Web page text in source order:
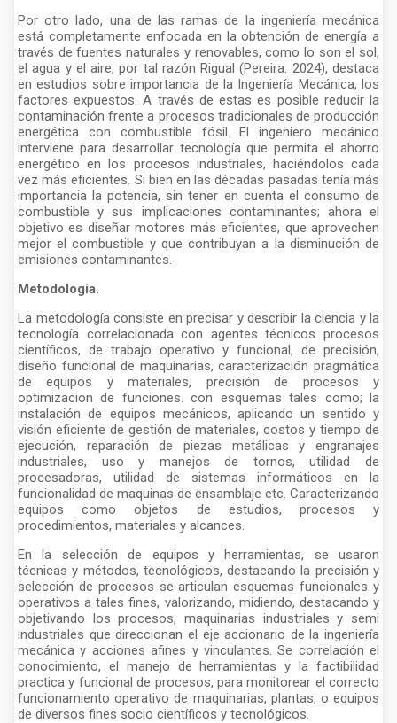
Por otro lado, una de las ramas de la ingeniería mecánica
está completamente enfocada en la obtención de energía a
través de fuentes naturales y renovables, como lo son el sol,
el agua y el aire, por tal razón Rigual (Pereira. 2024), destaca
en estudios sobre importancia de la Ingeniería Mecánica, los
factores expuestos. A través de estas es posible reducir la
contaminación frente a procesos tradicionales de producción
energética con combustible fósil. El ingeniero mecánico
interviene para desarrollar tecnología que permita el ahorro
energético en los procesos industriales, haciéndolos cada
vez más eficientes. Si bien en las décadas pasadas tenía más
importancia la potencia, sin tener en cuenta el consumo de
combustible y sus implicaciones contaminantes; ahora el
objetivo es diseñar motores más eficientes, que aprovechen
mejor el combustible y que contribuyan a la disminución de
emisiones contaminantes.
Metodologia.
La metodología consiste en precisar y describir la ciencia y la
tecnología correlacionada con agentes técnicos procesos
científicos, de trabajo operativo y funcional, de precisión,
diseño funcional de maquinarias, caracterización pragmática
de equipos y materiales, precisión de procesos y
optimizacion de funciones. con esquemas tales como; la
instalación de equipos mecánicos, aplicando un sentido y
visión eficiente de gestión de materiales, costos y tiempo de
ejecución, reparación de piezas metálicas y engranajes
industriales, uso y manejos de tornos, utilidad de
procesadoras, utilidad de sistemas informáticos en la
funcionalidad de maquinas de ensamblaje etc. Caracterizando
equipos como objetos de estudios, procesos y
procedimientos, materiales y alcances.
En la selección de equipos y herramientas, se usaron
técnicas y métodos, tecnológicos, destacando la precisión y
selección de procesos se articulan esquemas funcionales y
operativos a tales fines, valorizando, midiendo, destacando y
objetivando los procesos, maquinarias industriales y semi
industriales que direccionan el eje accionario de la ingeniería
mecánica y acciones afines y vinculantes. Se correlación el
conocimiento, el manejo de herramientas y la factibilidad
practica y funcional de procesos, para monitorear el correcto
funcionamiento operativo de maquinarias, plantas, o equipos
de diversos fines socio científicos y tecnológicos.